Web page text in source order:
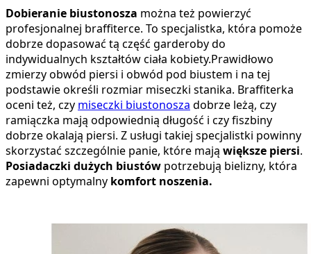
Dobieranie biustonosza można też powierzyć
profesjonalnej braffiterce. To specjalistka, która pomoże
dobrze dopasować tą część garderoby do
indywidualnych kształtów ciała kobiety.Prawidłowo
zmierzy obwód piersi i obwód pod biustem i na tej
podstawie określi rozmiar miseczki stanika. Braffiterka
oceni też, czy miseczki biustonosza dobrze leżą, czy
ramiączka mają odpowiednią długość i czy fiszbiny
dobrze okalają piersi. Z usługi takiej specjalistki powinny
skorzystać szczególnie panie, które mają większe piersi.
Posiadaczki dużych biustów potrzebują bielizny, która
zapewni optymalny komfort noszenia.